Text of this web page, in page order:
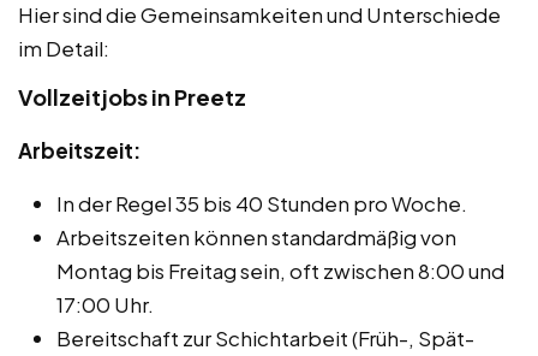
Hier sind die Gemeinsamkeiten und Unterschiede
im Detail:
Vollzeitjobs in Preetz
Arbeitszeit:
In der Regel 35 bis 40 Stunden pro Woche.
Arbeitszeiten können standardmäßig von
Montag bis Freitag sein, oft zwischen 8:00 und
17:00 Uhr.
Bereitschaft zur Schichtarbeit (Früh-, Spät-